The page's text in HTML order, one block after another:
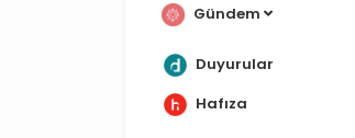
Gündem
Duyurular
Hafıza